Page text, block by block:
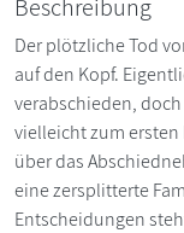
Beschreibung
Der plötzliche Tod
auf den Kopf.
verabschieden,
vielleicht zum ersten
über das
eine zersplitterte
Entscheidungen